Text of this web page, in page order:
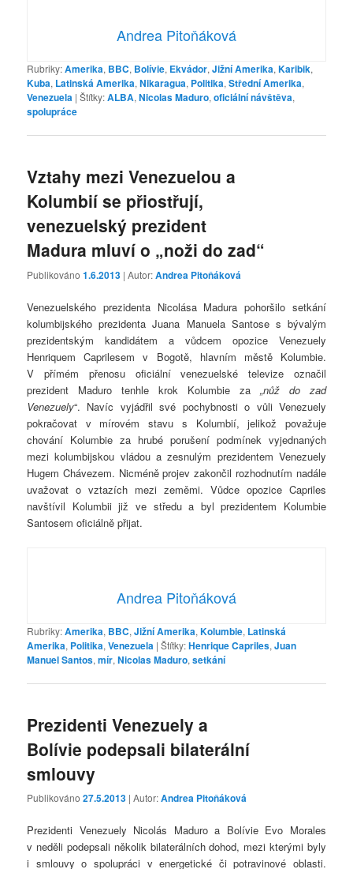
Andrea Pitoňáková
Rubriky:Amerika, BBC, Bolívie, Ekvádor,Jižní Amerika,Karibik,
Kuba, Latinská Amerika,Nikaragua, Politika,Střední Amerika,
Venezuela |Štítky:ALBA,Nicolas Maduro,oficiální návštěva,
spolupráce
Vztahy mezi Venezuelou a
Kolumbií se přiostřují,
venezuelský prezident
Madura mluví o „noži do zad“
Publikováno1.6.2013 | Autor:Andrea Pitoňáková
Venezuelského prezidenta Nicolása Madura pohoršilo setkání
kolumbijského prezidenta Juana Manuela Santose s bývalým
prezidentským kandidátem a vůdcem opozice Venezuely
Henriquem Caprilesem v Bogotě, hlavním městě Kolumbie.
V přímém přenosu oficiální venezuelské televize označil
prezident Maduro tenhle krok Kolumbie za „nůž do zad
Venezuely“. Navíc vyjádřil své pochybnosti o vůli Venezuely
pokračovat v mírovém stavu s Kolumbií, jelikož považuje
chování Kolumbie za hrubé porušení podmínek vyjednaných
mezi kolumbijskou vládou a zesnulým prezidentem Venezuely
Hugem Chávezem. Nicméně projev zakončil rozhodnutím nadále
uvažovat o vztazích mezi zeměmi. Vůdce opozice Capriles
navštívil Kolumbii již ve středu a byl prezidentem Kolumbie
Santosem oficiálně přijat.
Andrea Pitoňáková
Rubriky:Amerika, BBC,Jižní Amerika,Kolumbie, Latinská
Amerika, Politika,Venezuela |Štítky:Henrique Capriles,Juan
Manuel Santos,mír,Nicolas Maduro,setkání
Prezidenti Venezuely a
Bolívie podepsali bilaterální
smlouvy
Publikováno27.5.2013 | Autor:Andrea Pitoňáková
Prezidenti Venezuely Nicolás Maduro a Bolívie Evo Morales
v neděli podepsali několik bilaterálních dohod, mezi kterými byly
i smlouvy o spolupráci v energetické či potravinové oblasti.